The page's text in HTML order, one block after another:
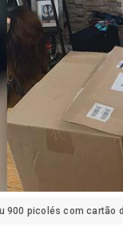
900 picolés com cartão